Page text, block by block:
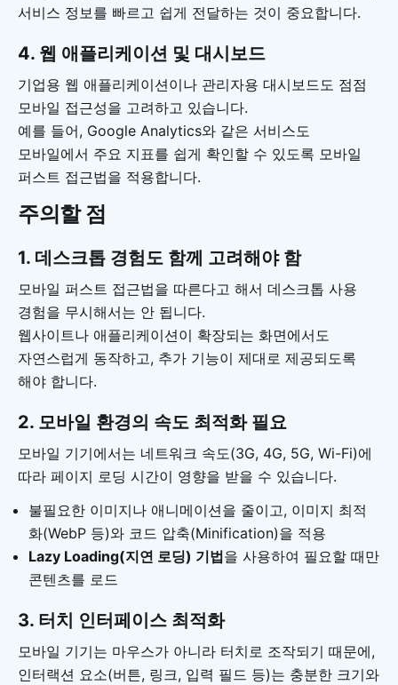
서비스 정보를 빠르고 쉽게 전달하는 것이 중요합니다.
4. 웹 애플리케이션 및 대시보드
기업용 웹 애플리케이션이나 관리자용 대시보드도 점점
모바일 접근성을 고려하고 있습니다.
예를 들어, Google Analytics와 같은 서비스도
모바일에서 주요 지표를 쉽게 확인할 수 있도록 모바일
퍼스트 접근법을 적용합니다.
주의할 점
1. 데스크톱 경험도 함께 고려해야 함
모바일 퍼스트 접근법을 따른다고 해서 데스크톱 사용
경험을 무시해서는 안 됩니다.
웹사이트나 애플리케이션이 확장되는 화면에서도
자연스럽게 동작하고, 추가 기능이 제대로 제공되도록
해야 합니다.
2. 모바일 환경의 속도 최적화 필요
모바일 기기에서는 네트워크 속도(3G, 4G, 5G, Wi-Fi)에
따라 페이지 로딩 시간이 영향을 받을 수 있습니다.
불필요한 이미지나 애니메이션을 줄이고, 이미지 최적
화(WebP 등)와 코드 압축(Minification)을 적용
Lazy Loading(지연 로딩) 기법을 사용하여 필요할 때만
콘텐츠를 로드
3. 터치 인터페이스 최적화
모바일 기기는 마우스가 아니라 터치로 조작되기 때문에,
인터랙션 요소(버튼, 링크, 입력 필드 등)는 충분한 크기와